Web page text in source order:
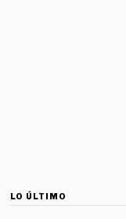
LO ÚLTIMO